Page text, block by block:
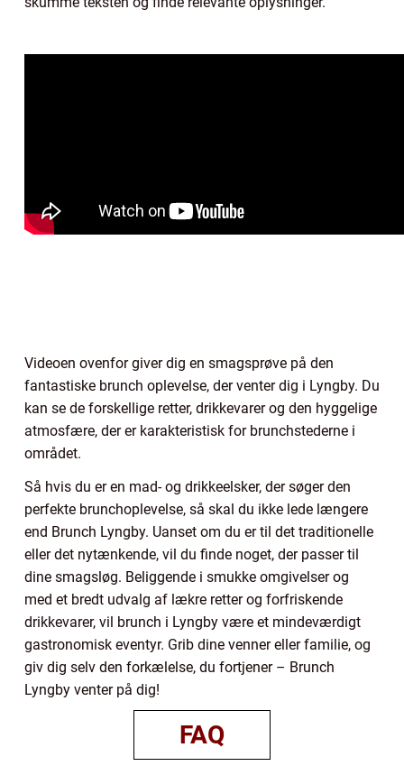
Videoen ovenfor giver dig en smagsprøve på den
fantastiske brunch oplevelse, der venter dig i Lyngby. Du
kan se de forskellige retter, drikkevarer og den hyggelige
atmosfære, der er karakteristisk for brunchstederne i
området.
Så hvis du er en mad- og drikkeelsker, der søger den
perfekte brunchoplevelse, så skal du ikke lede længere
end Brunch Lyngby. Uanset om du er til det traditionelle
eller det nytænkende, vil du finde noget, der passer til
dine smagsløg. Beliggende i smukke omgivelser og
med et bredt udvalg af lækre retter og forfriskende
drikkevarer, vil brunch i Lyngby være et mindeværdigt
gastronomisk eventyr. Grib dine venner eller familie, og
giv dig selv den forkælelse, du fortjener – Brunch
Lyngby venter på dig!
FAQ